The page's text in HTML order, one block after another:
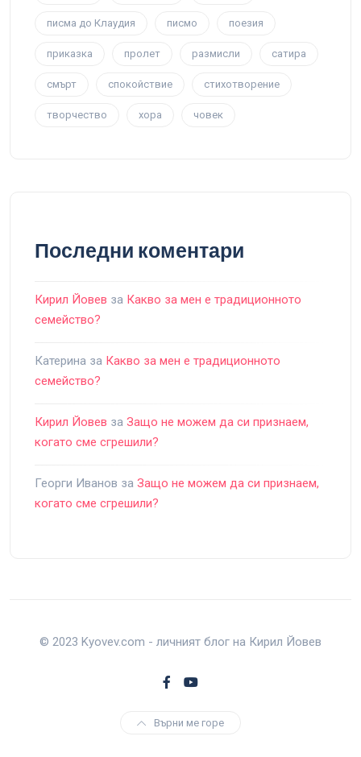
писма до Клаудия писмо поезия
приказка пролет размисли сатира
смърт спокойствие стихотворение
творчество хора човек
Последни коментари
Кирил Йовев за Какво за мен е традиционното
семейство?
Катерина за Какво за мен е традиционното
семейство?
Кирил Йовев за Защо не можем да си признаем,
когато сме сгрешили?
Георги Иванов за Защо не можем да си признаем,
когато сме сгрешили?
© 2023 Kyovev.com - личният блог на Кирил Йовев
Върни ме горе